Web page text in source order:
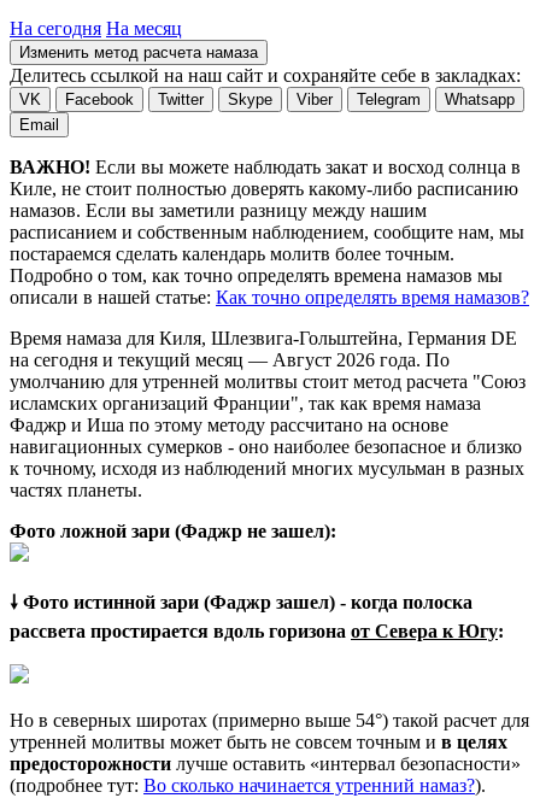
На сегодня На месяц
Изменить метод расчета намаза
Делитесь ссылкой на наш сайт и сохраняйте себе в закладках:
VK Facebook Twitter Skype Viber Telegram
Whatsapp
Email
ВАЖНО! Если вы можете наблюдать закат и восход солнца в
Киле, не стоит полностью доверять какому-либо расписанию
намазов. Если вы заметили разницу между нашим
расписанием и собственным наблюдением, сообщите нам, мы
постараемся сделать календарь молитв более точным.
Подробно о том, как точно определять времена намазов мы
описали в нашей статье: Как точно определять время намазов?
Время намаза для Киля, Шлезвига-Гольштейна, Германия DE
на сегодня и текущий месяц — Август 2026 года. По
умолчанию для утренней молитвы стоит метод расчета "Союз
исламских организаций Франции", так как время намаза
Фаджр и Иша по этому методу рассчитано на основе
навигационных сумерков - оно наиболее безопасное и близко
к точному, исходя из наблюдений многих мусульман в разных
частях планеты.
Фото ложной зари (Фаджр не зашел):
🠗 Фото истинной зари (Фаджр зашел) - когда полоска
рассвета простирается вдоль горизона от Севера к Югу:
Но в северных широтах (примерно выше 54°) такой расчет для
утренней молитвы может быть не совсем точным и в целях
предосторожности лучше оставить «интервал безопасности»
(подробнее тут: Во сколько начинается утренний намаз?).